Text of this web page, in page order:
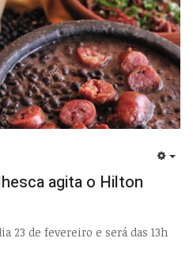
agita o Hilton
23 de fevereiro e será das 13h